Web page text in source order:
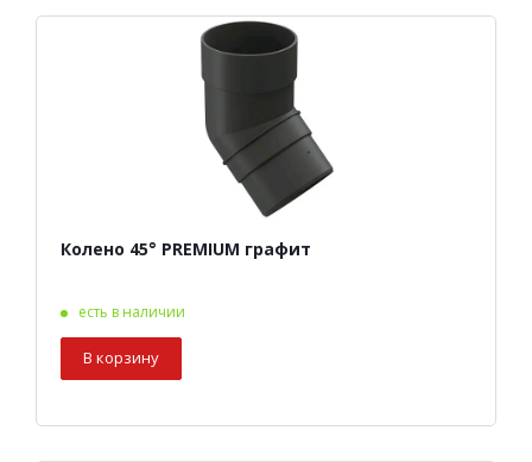
Колено 45° PREMIUM графит
есть в наличии
В корзину